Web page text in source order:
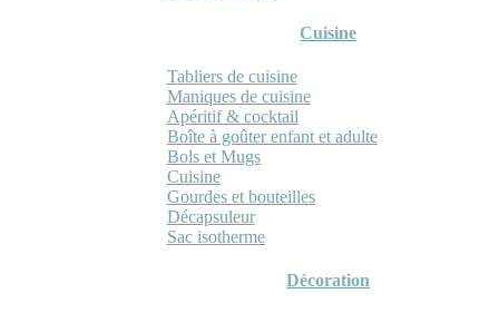
Cuisine
Tabliers de cuisine
Maniques de cuisine
Apéritif & cocktail
Boîte à goûter enfant et adulte
Bols et Mugs
Cuisine
Gourdes et bouteilles
Décapsuleur
Sac isotherme
Décoration